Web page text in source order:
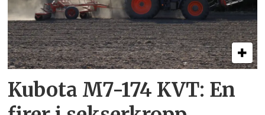
Kubota M7-174 KVT: En